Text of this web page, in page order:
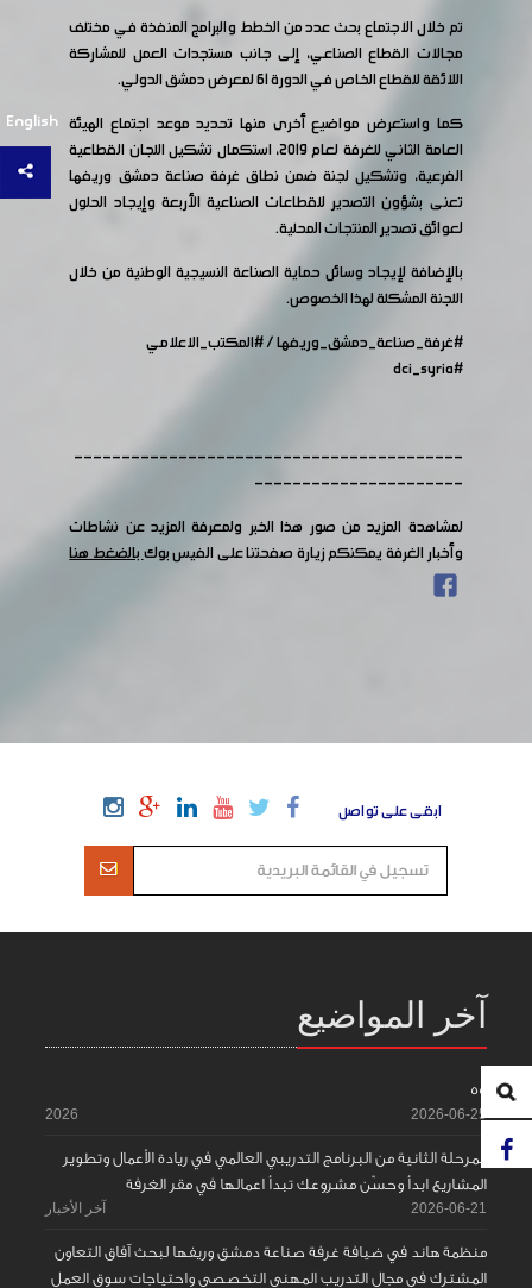
English
تم خلال الاجتماع بحث عدد من الخطط والبرامج المنفذة في مختلف
مجالات القطاع الصناعي، إلى جانب مستجدات العمل للمشاركة
اللائقة للقطاع الخاص في الدورة 61 لمعرض دمشق الدولي.
كما واستعرض مواضيع أخرى منها تحديد موعد اجتماع الهيئة
العامة الثاني للغرفة لعام 2019، استكمال تشكيل اللجان القطاعية
الفرعية، وتشكيل لجنة ضمن نطاق غرفة صناعة دمشق وريفها
تعنى بشؤون التصدير للقطاعات الصناعية الأربعة وإيجاد الحلول
لعوائق تصدير المنتجات المحلية.
بالإضافة لإيجاد وسائل حماية الصناعة النسيجية الوطنية من خلال
اللجنة المشكلة لهذا الخصوص.
#غرفة_صناعة_دمشق_وريفها/#المكتب_الاعلامي
#dci_syria
-----------------------------------------
----------------------
لمشاهدة المزيد من صور هذا الخبر ولمعرفة المزيد عن نشاطات
وأخبار الغرفة يمكنكم زيارة صفحتنا على الفيس بوكبالضغط هنا
ابقى على تواصل
آخر المواضيع
55
2026-06-25
2026
المرحلة الثانية من البرنامج التدريبي العالمي في ريادة الأعمال وتطوير
المشاريع ابدأ وحسّن مشروعك تبدأ اعمالها في مقر الغرفة
2026-06-21 آخر الأخبار
منظمة هاند في ضيافة غرفة صناعة دمشق وريفها لبحث آفاق التعاون
المشترك في مجال التدريب المهني التخصصي واحتياجات سوق العمل